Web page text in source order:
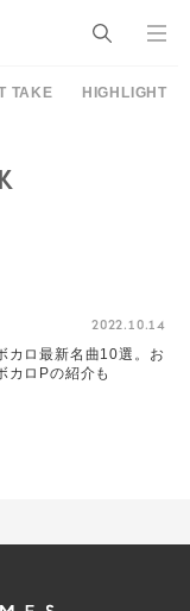
TAKE HIGHLIGHT
2022.10.14
カロ最新名曲10選。お
カロPの紹介も